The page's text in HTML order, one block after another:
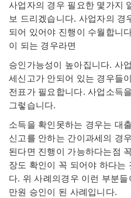
사업자의 경우 필요한 몇가지
보 드리겠습니다. 사업자의 경
되어 있어야 진행이 수월합니
이 되는 경우라면
승인가능성이 높아집니다. 사
세신고가 안되어 있는 경우들
전표가 필요합니다. 사업소득
그렇습니다.
소득을 확인못하는 경우는 대
신고를 안하는 간이과세의 경
된다면 진행이 가능하다는점
장도 확인이 꼭 되어야 하다는
다. 위 사례의경우 이런 부분
만원 승인이 된 사례입니다.